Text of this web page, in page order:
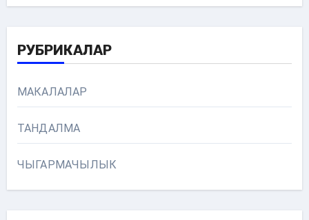
РУБРИКАЛАР
МАКАЛАЛАР
ТАНДАЛМА
ЧЫГАРМАЧЫЛЫК